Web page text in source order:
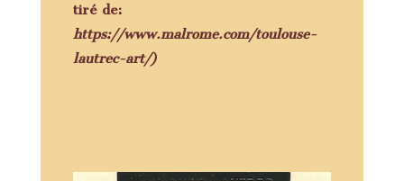
tiré de:
https://www.malrome.com/toulouse-
lautrec-art/)